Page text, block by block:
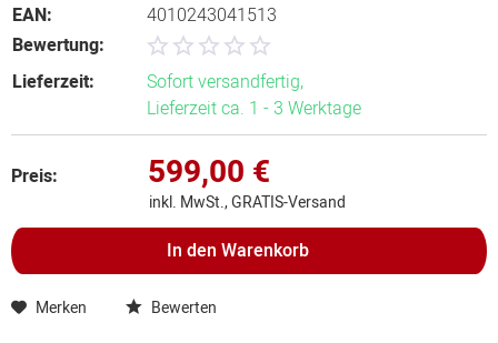
EAN:
4010243041513
Bewertung:
Lieferzeit:
Sofort versandfertig,
Lieferzeit ca. 1 - 3 Werktage
Preis: 599,00 €
inkl. MwSt., GRATIS-Versand
In den Warenkorb
Merken Bewerten